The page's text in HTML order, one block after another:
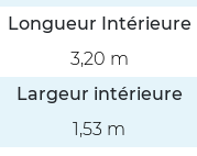
Longueur Intérieure
3,20 m
Largeur intérieure
1,53 m